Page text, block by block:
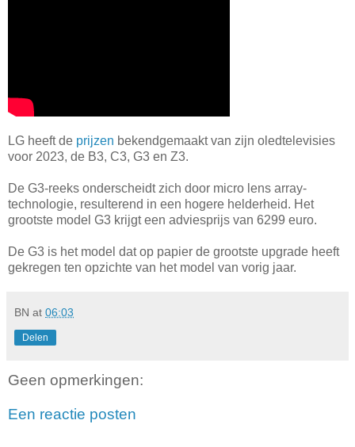
LG heeft de prijzen bekendgemaakt van zijn oledtelevisies
voor 2023, de B3, C3, G3 en Z3.
De G3-reeks onderscheidt zich door micro lens array-
technologie, resulterend in een hogere helderheid. Het
grootste model G3 krijgt een adviesprijs van 6299 euro.
De G3 is het model dat op papier de grootste upgrade heeft
gekregen ten opzichte van het model van vorig jaar.
BN at 06:03
Delen
Geen opmerkingen:
Een reactie posten